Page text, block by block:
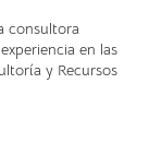
consultora
en las
y Recursos